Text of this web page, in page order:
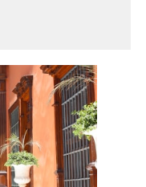
1
Calientes.